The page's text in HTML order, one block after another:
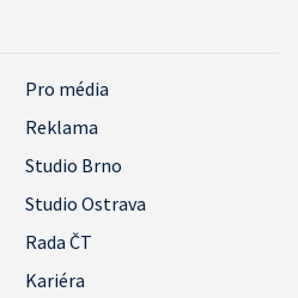
Pro média
Reklama
Studio Brno
Studio Ostrava
Rada ČT
Kariéra